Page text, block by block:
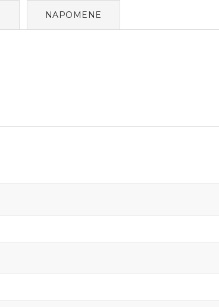
NAPOMENE